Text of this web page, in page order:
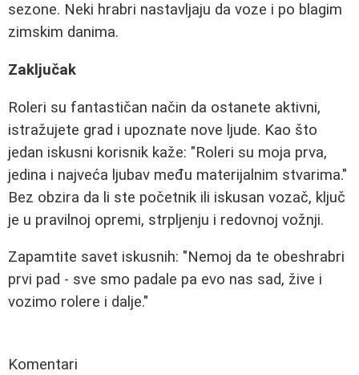
sezone. Neki hrabri nastavljaju da voze i po blagim
zimskim danima.
Zaključak
Roleri su fantastičan način da ostanete aktivni,
istražujete grad i upoznate nove ljude. Kao što
jedan iskusni korisnik kaže: "Roleri su moja prva,
jedina i najveća ljubav među materijalnim stvarima."
Bez obzira da li ste početnik ili iskusan vozač, ključ
je u pravilnoj opremi, strpljenju i redovnoj vožnji.
Zapamtite savet iskusnih: "Nemoj da te obeshrabri
prvi pad - sve smo padale pa evo nas sad, žive i
vozimo rolere i dalje."
Komentari